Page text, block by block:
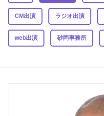
CM出演 ラジオ出演
web出演 砂岡事務所